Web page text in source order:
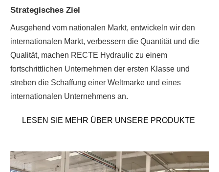
Strategisches Ziel
Ausgehend vom nationalen Markt, entwickeln wir den
internationalen Markt, verbessern die Quantität und die
Qualität, machen RECTE Hydraulic zu einem
fortschrittlichen Unternehmen der ersten Klasse und
streben die Schaffung einer Weltmarke und eines
internationalen Unternehmens an.
LESEN SIE MEHR ÜBER UNSERE PRODUKTE